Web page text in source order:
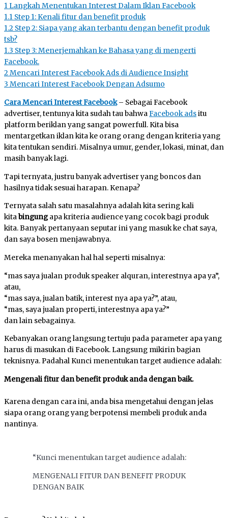
1 Langkah Menentukan Interest Dalam Iklan Facebook
1.1 Step 1: Kenali fitur dan benefit produk
1.2 Step 2: Siapa yang akan terbantu dengan benefit produk
tsb?
1.3 Step 3: Menerjemahkan ke Bahasa yang di mengerti
Facebook.
2Mencari Interest Facebook Ads di Audience Insight
3 Mencari Interest Facebook Dengan Adsumo
Cara Mencari Interest Facebook– Sebagai Facebook
advertiser, tentunya kita sudah tau bahwaFacebook adsitu
platform beriklan yang sangat powerfull. Kita bisa
mentargetkan iklan kita ke orang orang dengan kriteria yang
kita tentukan sendiri. Misalnya umur, gender, lokasi, minat, dan
masih banyak lagi.
Tapi ternyata, justru banyak advertiser yang boncos dan
hasilnya tidak sesuai harapan. Kenapa?
Ternyata salah satu masalahnya adalah kita sering kali
kitabingungapa kriteria audience yang cocok bagi produk
kita. Banyak pertanyaan seputar ini yang masuk ke chat saya,
dan saya bosen menjawabnya.
Mereka menanyakan hal hal seperti misalnya:
“mas saya jualan produk speaker alquran, interestnya apa ya”,
atau,
“mas saya, jualan batik, interest nya apa ya?”, atau,
“mas, saya jualan properti, interestnya apa ya?”
dan lain sebagainya.
Kebanyakan orang langsung tertuju pada parameter apa yang
harus di masukan di Facebook. Langsung mikirin bagian
teknisnya. Padahal Kunci menentukan target audience adalah:
Mengenali fitur dan benefit produk anda dengan baik.
Karena dengan cara ini, anda bisa mengetahui dengan jelas
siapa orang orang yang berpotensi membeli produk anda
nantinya.
“Kunci menentukan target audience adalah:
MENGENALI FITUR DAN BENEFIT PRODUK
DENGAN BAIK